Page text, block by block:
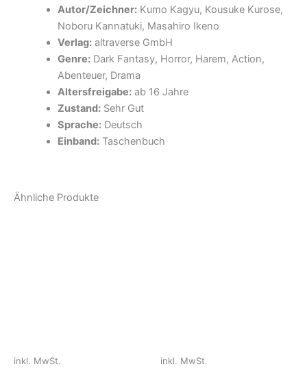
Autor/Zeichner:Kumo Kagyu, Kousuke Kurose,
Noboru Kannatuki, Masahiro Ikeno
Verlag:altraverse GmbH
Genre:Dark Fantasy, Horror, Harem, Action,
Abenteuer, Drama
Altersfreigabe:ab 16 Jahre
Zustand:Sehr Gut
Sprache:Deutsch
Einband:Taschenbuch
Ähnliche Produkte
inkl. MwSt.
inkl. MwSt.